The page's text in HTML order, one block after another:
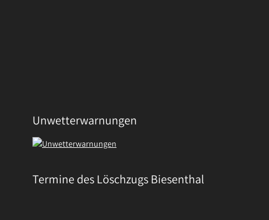
Unwetterwarnungen
Termine des Löschzugs Biesenthal